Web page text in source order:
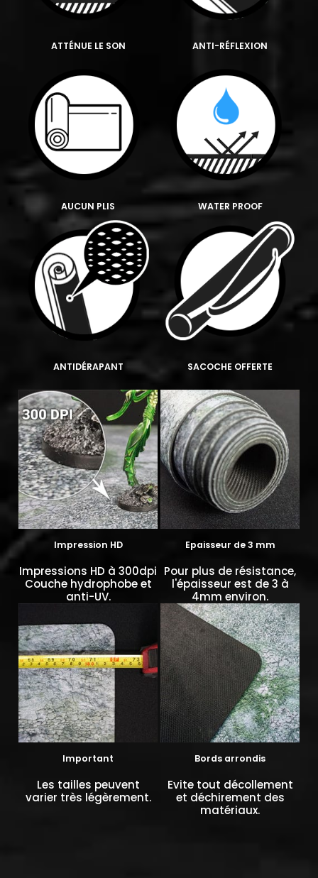
ATTÉNUE LE SON ANTI-RÉFLEXION
AUCUN PLIS WATER PROOF
ANTIDÉRAPANT SACOCHE OFFERTE
Impression HD
Impressions HD à 300dpi
Couche hydrophobe et
anti-UV.
Epaisseur de 3 mm
Pour plus de résistance,
l'épaisseur est de 3 à
4mm environ.
Important
Les tailles peuvent
varier très légèrement.
Bords arrondis
Evite tout décollement
et déchirement des
matériaux.